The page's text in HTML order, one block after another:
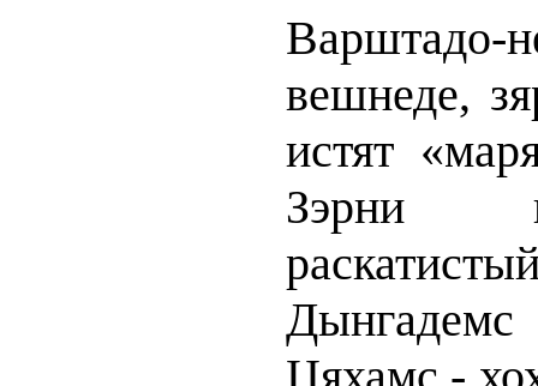
вешнеде,
истят
Зэрни